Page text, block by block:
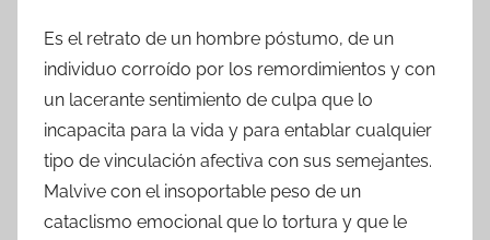
Es el retrato de un hombre póstumo, de un
individuo corroído por los remordimientos y con
un lacerante sentimiento de culpa que lo
incapacita para la vida y para entablar cualquier
tipo de vinculación afectiva con sus semejantes.
Malvive con el insoportable peso de un
cataclismo emocional que lo tortura y que le